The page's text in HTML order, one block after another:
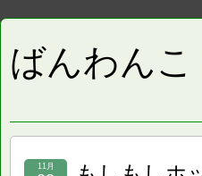
ばんわんこ
11月